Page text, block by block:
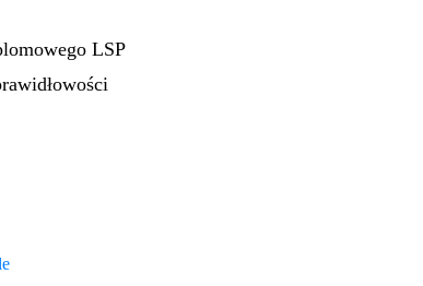
LSP